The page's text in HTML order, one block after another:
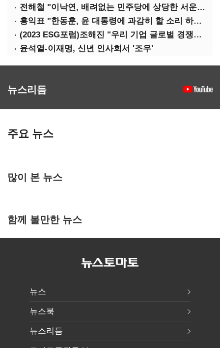
전해철 "이낙연, 배려없는 민주당에 상당한 서운함"
홍익표 "한동훈, 윤 대통령에 과감히 할 소리 하라"
(2023 ESG포럼)조해진 "우리 기업 글로벌 경쟁력 위해 경영부담 최소화해야"
윤석열-이재명, 신년 인사회서 '조우'
뉴스리듬
주요 뉴스
많이 본 뉴스
함께 볼만한 뉴스
뉴스
뉴스북
뉴스리듬